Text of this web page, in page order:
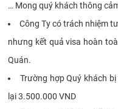
… Mong quý khách thông
Công Ty có trách nhiệm
nhưng kết quả visa hoàn
Quán.
Trường hợp Quý khách
lại 3.500.000 VND